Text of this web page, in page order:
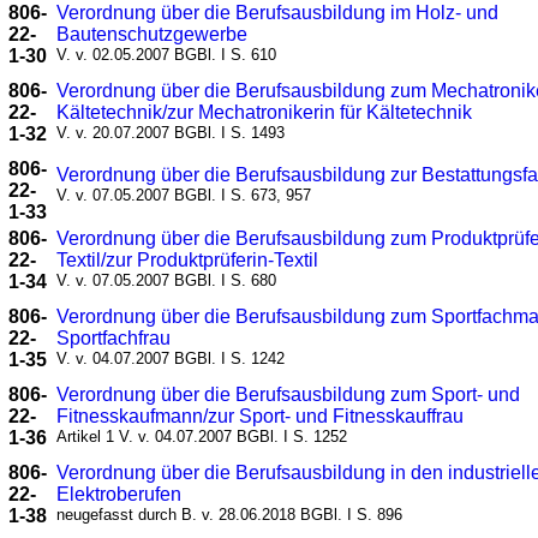
806-
22-
1-30
Verordnung über die Berufsausbildung im Holz- und
Bautenschutzgewerbe
V. v. 02.05.2007 BGBl. I S. 610
806-
22-
1-32
Verordnung über die Berufsausbildung zum
Kältetechnik/zur Mechatronikerin für Kältetechnik
V. v. 20.07.2007 BGBl. I S. 1493
806-
22-
1-33
Verordnung über die Berufsausbildung zur
V. v. 07.05.2007 BGBl. I S. 673, 957
806-
22-
1-34
Verordnung über die Berufsausbildung zum
Textil/zur Produktprüferin-Textil
V. v. 07.05.2007 BGBl. I S. 680
806-
22-
1-35
Verordnung über die Berufsausbildung zum
Sportfachfrau
V. v. 04.07.2007 BGBl. I S. 1242
806-
22-
1-36
Verordnung über die Berufsausbildung zum Sport- und
Fitnesskaufmann/zur Sport- und Fitnesskauffrau
Artikel 1 V. v. 04.07.2007 BGBl. I S. 1252
806-
22-
1-38
Verordnung über die Berufsausbildung in den
Elektroberufen
neugefasst durch B. v. 28.06.2018 BGBl. I S. 896